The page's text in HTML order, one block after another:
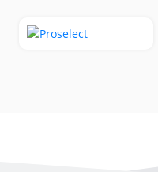
Facebook